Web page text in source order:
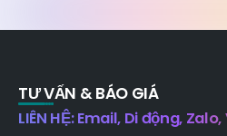
TƯ VẤN & BÁO GIÁ
LIÊN HỆ: Email, Di động,